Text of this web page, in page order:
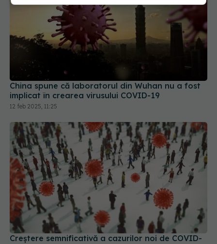
China spune că laboratorul din Wuhan nu a fost
implicat în crearea virusului COVID-19
12 feb 2025, 11:25
Creștere semnificativă a cazurilor noi de COVID-
19
04 iun 2025, 18:29